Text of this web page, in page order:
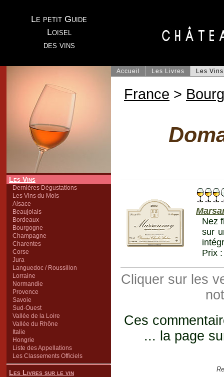
Le petit Guide
Loisel
des vins
Les Vins
Dernières Dégustations
Les Vins du Mois
Alsace
Beaujolais
Bordeaux
Bourgogne
Champagne
Charentes
Corse
Jura
Languedoc / Roussillon
Lorraine
Normandie
Provence
Savoie
Sud-Ouest
Vallée de la Loire
Vallée du Rhône
Italie
Hongrie
Liste des Appellations
Les Classements Officiels
Les Livres sur le vin
Accueil Les Livres Les Vins
France >
Nez
sur
Prix
Cliquer sur les
Ces
... la page